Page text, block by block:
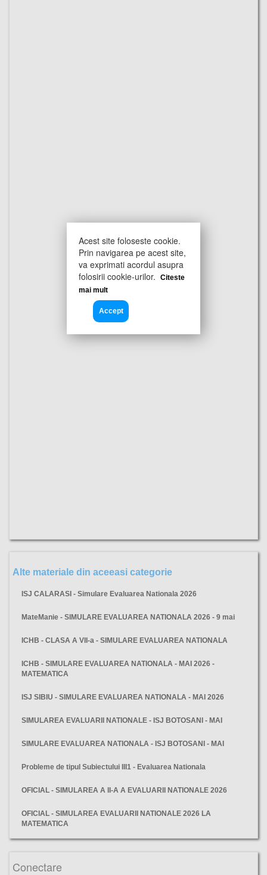
Alte materiale din aceeasi categorie
ISJ CALARASI - Simulare Evaluarea Nationala 2026
MateManie - SIMULARE EVALUAREA NATIONALA 2026 - 9 mai
ICHB - CLASA A VII-a - SIMULARE EVALUAREA NATIONALA
ICHB - SIMULARE EVALUAREA NATIONALA - MAI 2026 -
MATEMATICA
ISJ SIBIU - SIMULARE EVALUAREA NATIONALA - MAI 2026
SIMULAREA EVALUARII NATIONALE - ISJ BOTOSANI - MAI
SIMULARE EVALUAREA NATIONALA - ISJ BOTOSANI - MAI
Probleme de tipul Subiectului III1 - Evaluarea Nationala
OFICIAL - SIMULAREA A II-A A EVALUARII NATIONALE 2026
OFICIAL - SIMULAREA EVALUARII NATIONALE 2026 LA
MATEMATICA
Conectare
Acest site foloseste cookie.
Prin navigarea pe acest site,
va exprimati acordul asupra
folosirii cookie-urilor.
Citeste
mai mult
Accept